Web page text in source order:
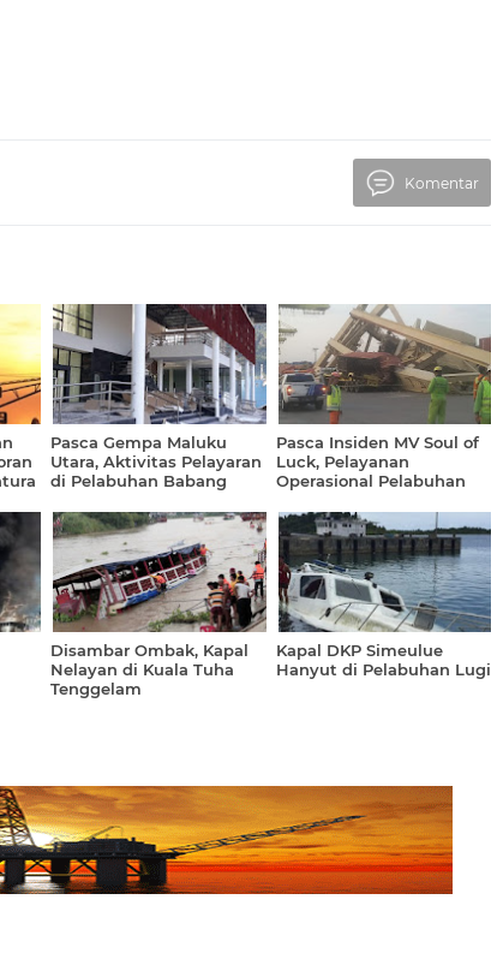
Komentar
Pasca Gempa Maluku
Utara, Aktivitas Pelayaran
di Pelabuhan Babang
Pasca Insiden MV Soul of
Luck, Pelayanan
Operasional Pelabuhan
Normal
Disambar Ombak, Kapal
Nelayan di Kuala Tuha
Tenggelam
Kapal DKP Simeulue
Hanyut di Pelabuhan Lugi